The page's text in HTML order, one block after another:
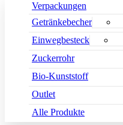
Verpackungen
Getränkebecher
Einwegbesteck
Zuckerrohr
Bio-Kunststoff
Outlet
Alle Produkte